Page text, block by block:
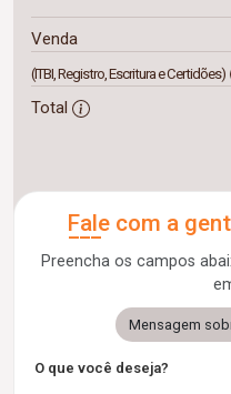
Venda
(ITBI, Registro, Escritura e Certidões)
Total
Fale com a
Preencha os campos
Mensagem
O que você deseja?